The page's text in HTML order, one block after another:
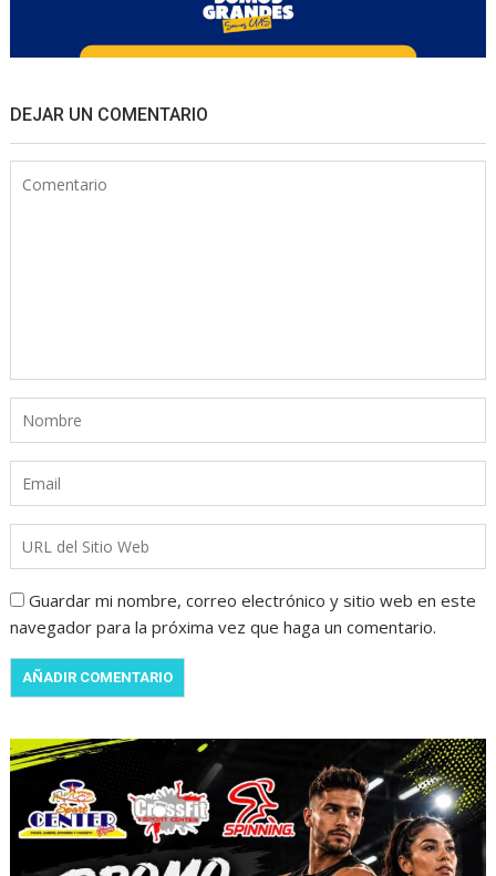
DEJAR UN COMENTARIO
Guardar mi nombre, correo electrónico y sitio web en este
navegador para la próxima vez que haga un comentario.